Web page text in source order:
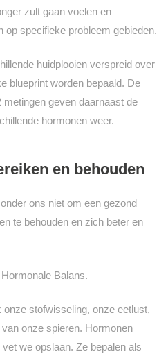
zult gaan voelen en
op specifieke probleem gebieden.
huidplooien verspreid over
blueprint worden bepaald. De
geven daarnaast de
hormonen weer.
en behouden
ons niet om een gezond
te behouden en zich beter en
Balans.
stofwisseling, onze eetlust,
onze spieren. Hormonen
we opslaan. Ze bepalen als